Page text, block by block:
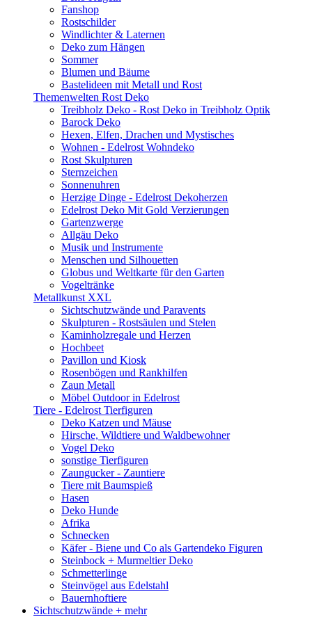
Fanshop
Rostschilder
Windlichter & Laternen
Deko zum Hängen
Sommer
Blumen und Bäume
Bastelideen mit Metall und Rost
Themenwelten Rost Deko
Treibholz Deko - Rost Deko in Treibholz Optik
Barock Deko
Hexen, Elfen, Drachen und Mystisches
Wohnen - Edelrost Wohndeko
Rost Skulpturen
Sternzeichen
Sonnenuhren
Herzige Dinge - Edelrost Dekoherzen
Edelrost Deko Mit Gold Verzierungen
Gartenzwerge
Allgäu Deko
Musik und Instrumente
Menschen und Silhouetten
Globus und Weltkarte für den Garten
Vogeltränke
Metallkunst XXL
Sichtschutzwände und Paravents
Skulpturen - Rostsäulen und Stelen
Kaminholzregale und Herzen
Hochbeet
Pavillon und Kiosk
Rosenbögen und Rankhilfen
Zaun Metall
Möbel Outdoor in Edelrost
Tiere - Edelrost Tierfiguren
Deko Katzen und Mäuse
Hirsche, Wildtiere und Waldbewohner
Vogel Deko
sonstige Tierfiguren
Zaungucker - Zauntiere
Tiere mit Baumspieß
Hasen
Deko Hunde
Afrika
Schnecken
Käfer - Biene und Co als Gartendeko Figuren
Steinbock + Murmeltier Deko
Schmetterlinge
Steinvögel aus Edelstahl
Bauernhoftiere
Sichtschutzwände + mehr